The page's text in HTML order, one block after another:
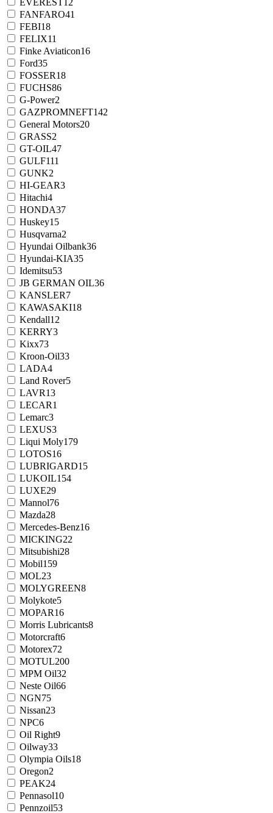
FANFARO41
FEBI18
FELIX11
Finke Aviaticon16
Ford35
FOSSER18
FUCHS86
G-Power2
GAZPROMNEFT142
General Motors20
GRASS2
GT-OIL47
GULF111
GUNK2
HI-GEAR3
Hitachi4
HONDA37
Huskey15
Husqvarna2
Hyundai Oilbank36
Hyundai-KIA35
Idemitsu53
JB GERMAN OIL36
KANSLER7
KAWASAKI18
Kendall12
KERRY3
Kixx73
Kroon-Oil33
LADA4
Land Rover5
LAVR13
LECAR1
Lemarc3
LEXUS3
Liqui Moly179
LOTOS16
LUBRIGARD15
LUKOIL154
LUXE29
Mannol76
Mazda28
Mercedes-Benz16
MICKING22
Mitsubishi28
Mobil159
MOL23
MOLYGREEN8
Molykote5
MOPAR16
Morris Lubricants8
Motorcraft6
Motorex72
MOTUL200
MPM Oil32
Neste Oil66
NGN75
Nissan23
NPC6
Oil Right9
Oilway33
Olympia Oils18
Oregon2
PEAK24
Pennasol10
Pennzoil53